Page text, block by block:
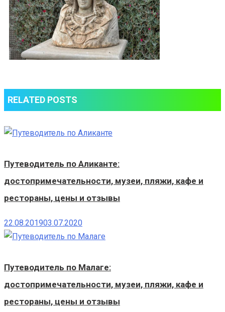
RELATED POSTS
Путеводитель по Аликанте:
достопримечательности, музеи, пляжи, кафе и
рестораны, цены и отзывы
22.08.201903.07.2020
Путеводитель по Малаге:
достопримечательности, музеи, пляжи, кафе и
рестораны, цены и отзывы